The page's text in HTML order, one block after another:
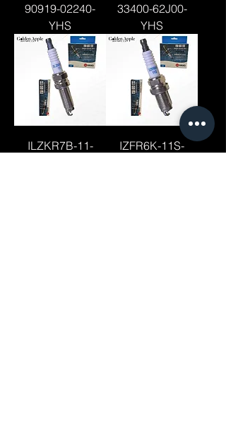
90919-02240-
YHS
33400-62J00-
YHS
ILZKR7B-11-
IZFR6K-11S-